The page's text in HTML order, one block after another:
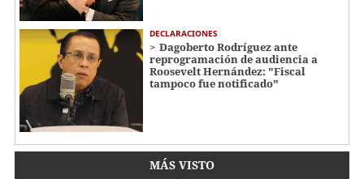
DECLARACIONES
Dagoberto Rodríguez ante
reprogramación de audiencia a
Roosevelt Hernández: "Fiscal
tampoco fue notificado"
MÁS VISTO